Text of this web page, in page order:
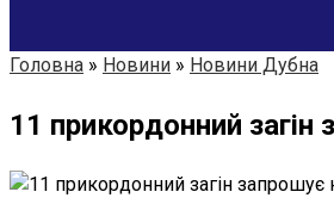
Головна » Новини » Новини Дубна
11 прикордонний